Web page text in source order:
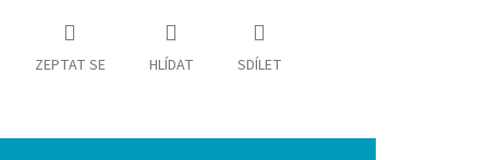
ZEPTAT SE HLÍDAT SDÍLET